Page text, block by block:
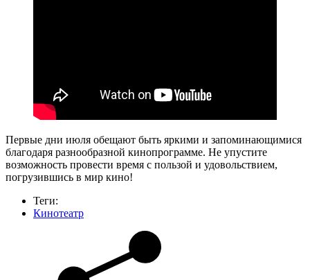
Первые дни июля обещают быть яркими и запоминающимися
благодаря разнообразной кинопрограмме. Не упустите
возможность провести время с пользой и удовольствием,
погрузившись в мир кино!
Теги:
Кинотеатр